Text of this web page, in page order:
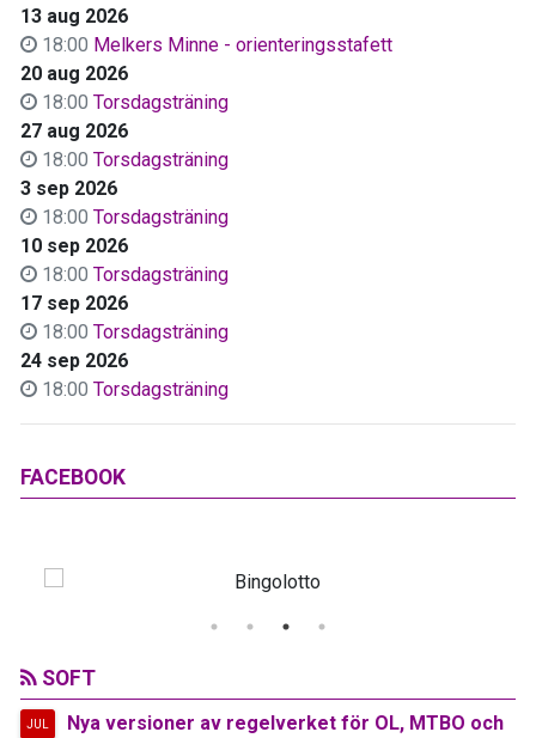
13 aug 2026
18:00 Melkers Minne - orienteringsstafett
20 aug 2026
18:00 Torsdagsträning
27 aug 2026
18:00 Torsdagsträning
3 sep 2026
18:00 Torsdagsträning
10 sep 2026
18:00 Torsdagsträning
17 sep 2026
18:00 Torsdagsträning
24 sep 2026
18:00 Torsdagsträning
FACEBOOK
SOFT
JUL
Nya versioner av regelverket för OL, MTBO och